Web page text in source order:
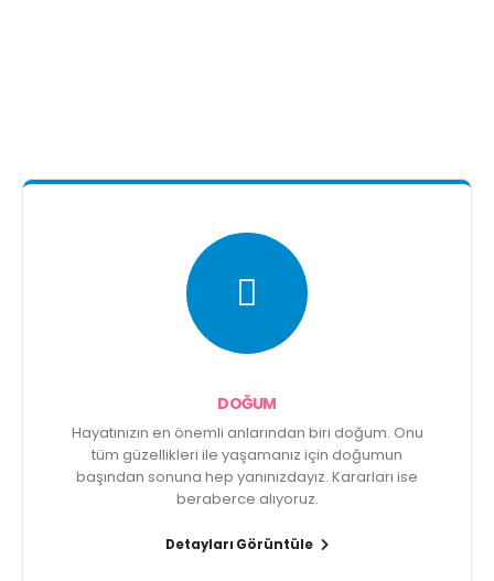
DOĞUM
Hayatınızın en önemli anlarından biri doğum. Onu
tüm güzellikleri ile yaşamanız için doğumun
başından sonuna hep yanınızdayız. Kararları ise
beraberce alıyoruz.
Detayları Görüntüle